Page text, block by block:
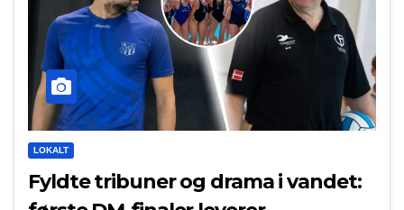
LOKALT
Fyldte tribuner og drama i vandet: